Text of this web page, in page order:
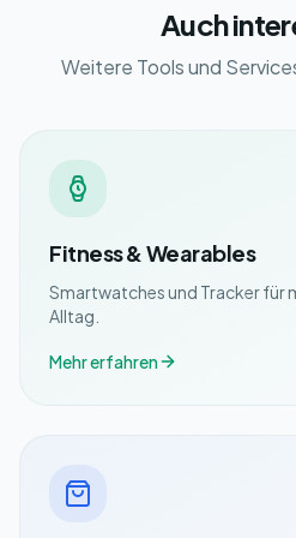
Auch
Weitere Tools und
Fitness & Wearables
Smartwatches und Tracker für
Alltag.
Mehr erfahren